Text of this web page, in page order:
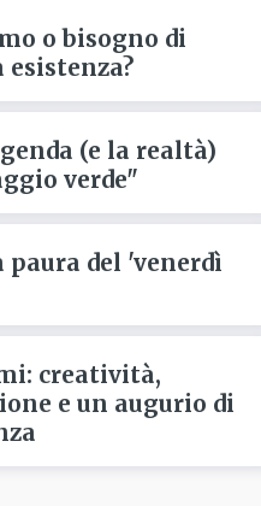
o bisogno di
(e la realtà)
verde"
paura del 'venerdì
creatività,
e un augurio di